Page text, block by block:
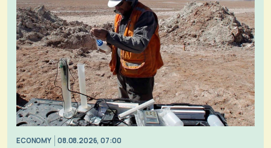
ECONOMY 08.08.2026, 07:00